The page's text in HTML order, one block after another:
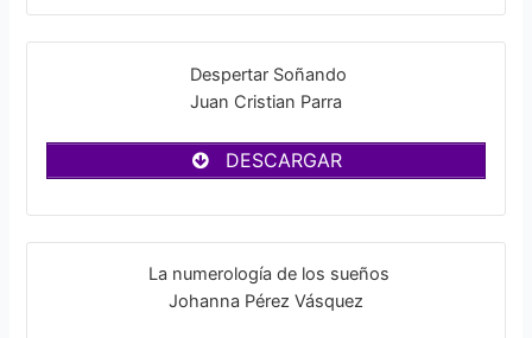
Despertar Soñando
Juan Cristian Parra
DESCARGAR
La numerología de los sueños
Johanna Pérez Vásquez